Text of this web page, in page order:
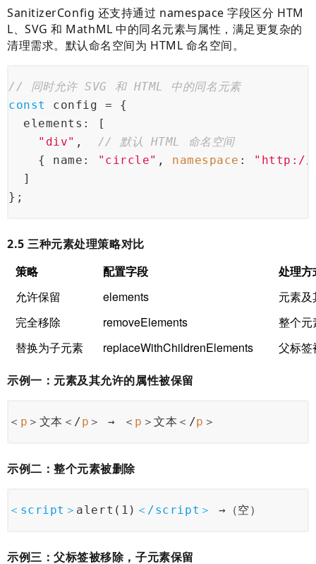
SanitizerConfig 还支持通过 namespace 字段区分 HTM
L、SVG 和 MathML 中的同名元素与属性，满足更复杂的
清理需求。默认命名空间为 HTML 命名空间。
// 同时允许 SVG 和 HTML 中的同名元素
const
config = {
elements: [
"div" , // 默认 HTML 命名空间
{ name:
"circle" , namespace :
"http://
]
};
2.5 三种元素处理策略对比
策略 配置字段
处理方
允许保留
elements
元素
完全移除
removeElements
整个元
替换为子元素
replaceWithChildrenElements 父标签
示例一：元素及其允许的属性被保留
＜ p ＞文本＜/p ＞ → ＜ p ＞文本＜/p ＞
示例二：整个元素被删除
＜ script ＞ alert(1) ＜/script ＞ →（空）
示例三：父标签被移除，子元素保留